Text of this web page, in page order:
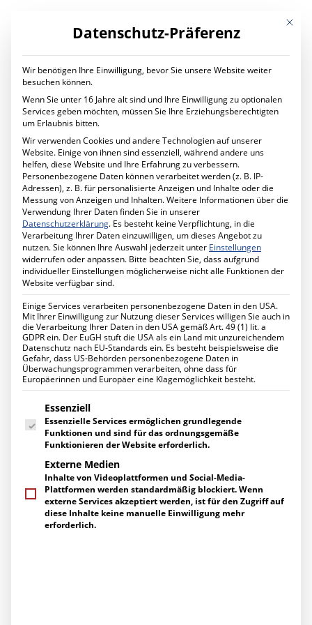
LEISTUNGEN
Digitaler Wandel im Unternehmen
Ihr Projekt mit uns
IT Services
Planung und Betrieb
IT Managed Services
Ihr Projekt mit uns
Cyber Security
Mehr Sicherheit für Ihr Unternehmen
Förderprogramm MID-Digitale Sicherheit
Ihr Projekt mit uns
Schule Digital
Unterricht digital gestalten
Ihr Projekt mit uns
Cabling Solutions
Strukturierte Verkabelung im Gebäude
Ihr Projekt mit uns
Datenschutz
Datenschutz für Ihr Unternehmen
Ihr Projekt mit uns
UNTERNEHMEN
Über uns
Management
Ihre Ansprechpartner
Engagement
Zertifizierungen
Herstellerpartner
Referenzen
KARRIERE
Stellenangebote
Ausbildung
AKTUELLES
News
Events
Pressemitteilungen
Reminder: K&K Business-
Frühstück zum Thema
Backup am 6. Juni 2024
31. MAI 2024 | UNTERSECURITY,BUSINESS,BACKUP
Nie war sie so wertvoll wie heute –
die zuverlässige Datensicherung.
Die Nachrichten über schwere Cyberangriffe reißen
Mit
Datenschutz-Präferenz
Wir benötigen Ihre Einwilligung, bevor Sie unsere Website weiter
besuchen können.
Wenn Sie unter 16 Jahre alt sind und Ihre Einwilligung zu optionalen
Services geben möchten, müssen Sie Ihre Erziehungsberechtigten
um Erlaubnis bitten.
Wir verwenden Cookies und andere Technologien auf unserer
Website. Einige von ihnen sind essenziell, während andere uns
helfen, diese Website und Ihre Erfahrung zu verbessern.
Personenbezogene Daten können verarbeitet werden (z. B. IP-
Adressen), z. B. für personalisierte Anzeigen und Inhalte oder die
Messung von Anzeigen und Inhalten.Weitere Informationen über die
Verwendung Ihrer Daten finden Sie in unserer
Datenschutzerklärung. Es besteht keine Verpflichtung, in die
Verarbeitung Ihrer Daten einzuwilligen, um dieses Angebot zu
nutzen.Sie können Ihre Auswahl jederzeit unter Einstellungen
widerrufen oder anpassen. Bitte beachten Sie, dass aufgrund
individueller Einstellungen möglicherweise nicht alle Funktionen der
Website verfügbar sind.
Einige Services verarbeiten personenbezogene Daten in den USA.
Mit Ihrer Einwilligung zur Nutzung dieser Services willigen Sie auch in
die Verarbeitung Ihrer Daten in den USA gemäß Art. 49 (1) lit. a
GDPR ein. Der EuGH stuft die USA als ein Land mit unzureichendem
Datenschutz nach EU-Standards ein. Es besteht beispielsweise die
Gefahr, dass US-Behörden personenbezogene Daten in
Überwachungsprogrammen verarbeiten, ohne dass für
Europäerinnen und Europäer eine Klagemöglichkeit besteht.
Es folgt eine Liste der Service-Gruppen, für die eine Einwilligung
Essenziell
Essenzielle Services ermöglichen grundlegende
Funktionen und sind für das ordnungsgemäße
Funktionieren der Website erforderlich.
Externe Medien
Inhalte von Videoplattformen und Social-Media-
Plattformen werden standardmäßig blockiert. Wenn
externe Services akzeptiert werden, ist für den Zugriff auf
diese Inhalte keine manuelle Einwilligung mehr
erforderlich.